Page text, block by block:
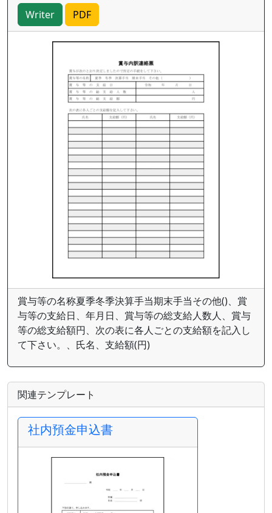
Writer PDF
賞与等の名称夏季冬季決算手当期末手当その他()、賞
与等の支給日、年月日、賞与等の総支給人数人、賞与
等の総支給額円、次の表に各人ごとの支給額を記入し
て下さい。、氏名、支給額(円)
関連テンプレート
社内預金申込書